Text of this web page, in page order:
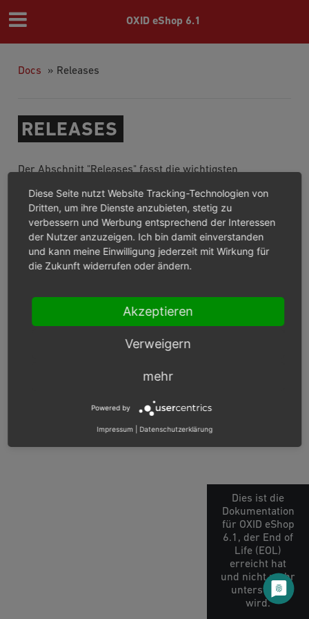
Dies ist die
Dokumentation
für OXID eShop
6.1, der End of
Life (EOL)
erreicht hat
und nicht mehr
unterstützt
wird.
OXID eShop 6.1
Docs » Releases
RELEASES
Der Abschnitt "Releases" fasst die wichtigsten
OXID eShop 6.1 zusammen.
Übersicht aller Releases ab 2018
Releases 2020
Releases 2019
© Copyright 2003 – 2026, OXID eSales AG.
Diese Seite nutzt Website Tracking-Technologien von
Dritten, um ihre Dienste anzubieten, stetig zu
verbessern und Werbung entsprechend der Interessen
der Nutzer anzuzeigen. Ich bin damit einverstanden
und kann meine Einwilligung jederzeit mit Wirkung für
die Zukunft widerrufen oder ändern.
Akzeptieren
Verweigern
mehr
Powered by
Impressum Datenschutzerklärung